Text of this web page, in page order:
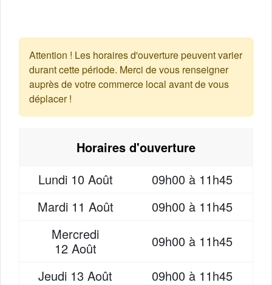
Attention ! Les horaires d'ouverture peuvent varier
durant cette période. Merci de vous renseigner
auprès de votre commerce local avant de vous
déplacer !
Horaires d'ouverture
Lundi 10 Août
09h00 à 11h45
Mardi 11 Août
09h00 à 11h45
Mercredi
12 Août
09h00 à 11h45
Jeudi 13 Août
09h00 à 11h45